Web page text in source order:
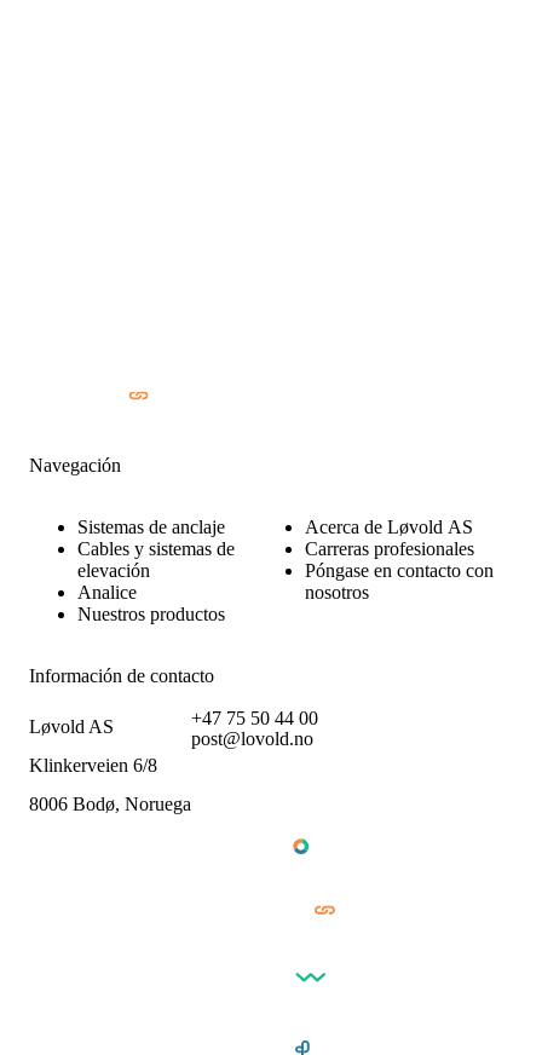
Navegación
Sistemas de anclaje
Cables y sistemas de
elevación
Analice
Nuestros productos
Acerca de Løvold AS
Carreras profesionales
Póngase en contacto con
nosotros
Información de contacto
Løvold AS
Klinkerveien 6/8
8006 Bodø, Noruega
+47 75 50 44 00
post@lovold.no